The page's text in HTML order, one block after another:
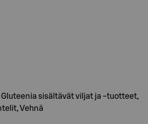
Gluteenia sisältävät viljat ja -tuotteet,
Vehnä